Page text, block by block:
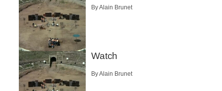
By Alain Brunet
Watch
By Alain Brunet